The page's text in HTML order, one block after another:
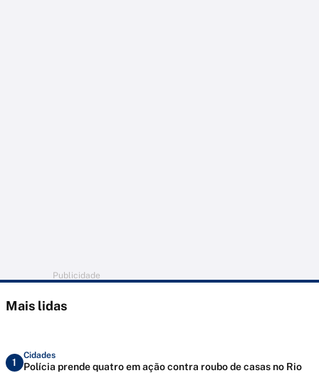
Publicidade
Mais lidas
1
Cidades
Polícia prende quatro em ação contra roubo de casas no Rio